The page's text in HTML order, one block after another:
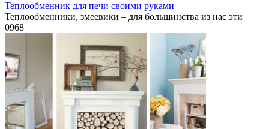
Теплообменник для печи своими руками
Теплообменники, змеевики – для большинства из нас эти
0968